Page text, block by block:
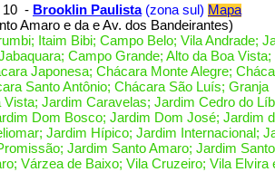
10 - Brooklin Paulista (zona sul) Mapa
Amaro e da e Av. dos Bandeirantes)
Itaim Bibi; Campo Belo; Vila Andrade;
Campo Grande; Alto da Boa Vista;
Japonesa; Chácara Monte Alegre;
Santo Antônio; Chácara São Luís; Granja
Vista; Jardim Caravelas; Jardim Cedro do
Dom Bosco; Jardim Dom José; Jardim
Jardim Hípico; Jardim Internacional;
Jardim Santo Amaro; Jardim Santo
Várzea de Baixo; Vila Cruzeiro; Vila Elvira